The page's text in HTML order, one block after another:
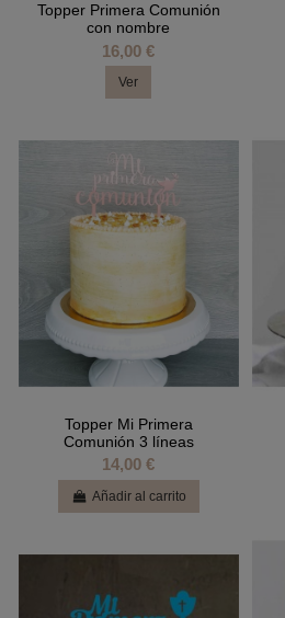
Topper Primera Comunión
con nombre
16,00 €
Ver
Topper Mi Primera
Comunión 3 líneas
14,00 €
Añadir al carrito